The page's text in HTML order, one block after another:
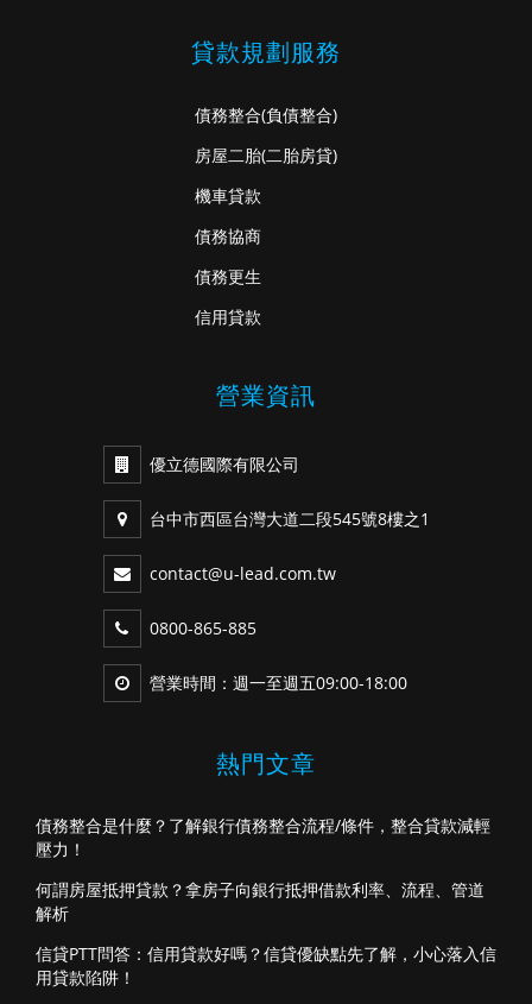
貸款規劃服務
債務整合(負債整合)
房屋二胎(二胎房貸)
機車貸款
債務協商
債務更生
信用貸款
營業資訊
優立德國際有限公司
台中市西區台灣大道二段545號8樓之1
contact@u-lead.com.tw
0800-865-885
營業時間：週一至週五09:00-18:00
熱門文章
債務整合是什麼？了解銀行債務整合流程/條件，整合貸款減輕
壓力！
何謂房屋抵押貸款？拿房子向銀行抵押借款利率、流程、管道
解析
信貸PTT問答：信用貸款好嗎？信貸優缺點先了解，小心落入信
用貸款陷阱！